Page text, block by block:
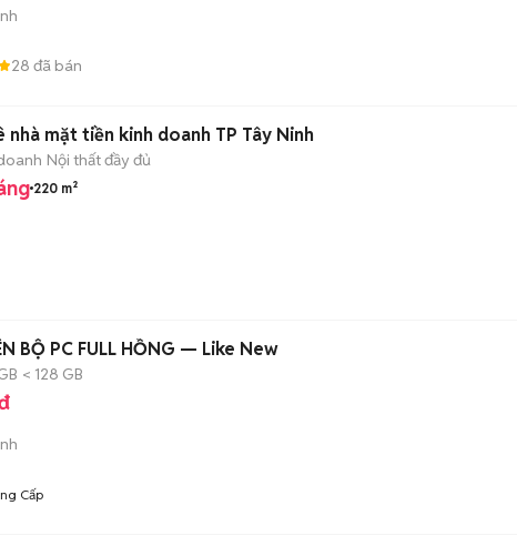
28 đã bán
nhà mặt tiền kinh doanh TP Tây Ninh
Nội thất đầy đủ
220 m²
BỘ PC FULL HỒNG — Like New
< 128 GB
Cấp